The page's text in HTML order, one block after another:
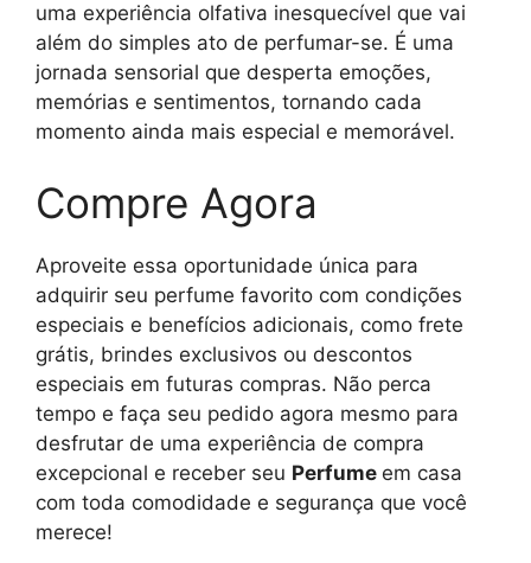
uma experiência olfativa inesquecível que vai
além do simples ato de perfumar-se. É uma
jornada sensorial que desperta emoções,
memórias e sentimentos, tornando cada
momento ainda mais especial e memorável.
Compre Agora
Aproveite essa oportunidade única para
adquirir seu perfume favorito com condições
especiais e benefícios adicionais, como frete
grátis, brindes exclusivos ou descontos
especiais em futuras compras. Não perca
tempo e faça seu pedido agora mesmo para
desfrutar de uma experiência de compra
excepcional e receber seu Perfume em casa
com toda comodidade e segurança que você
merece!